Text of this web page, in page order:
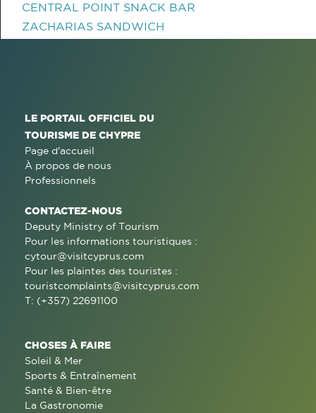
CENTRAL POINT SNACK BAR
ZACHARIAS SANDWICH
LE PORTAIL OFFICIEL DU
TOURISME DE CHYPRE
Page d'accueil
À propos de nous
Professionnels
CONTACTEZ-NOUS
Deputy Ministry of Tourism
Pour les informations touristiques :
cytour@visitcyprus.com
Pour les plaintes des touristes :
touristcomplaints@visitcyprus.com
T: (+357) 22691100
CHOSES À FAIRE
Soleil & Mer
Sports & Entraînement
Santé & Bien-être
La Gastronomie